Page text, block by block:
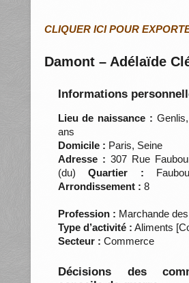
CLIQUER ICI POUR
Damont – Adélaïde
Informations
Lieu de naissance :
ans
Domicile : Paris, Seine
Adresse : 307 Rue
(du)Quartier :
Arrondissement : 8
Profession : Marchande
Type d’activité : Aliments
Secteur : Commerce
Décisions des